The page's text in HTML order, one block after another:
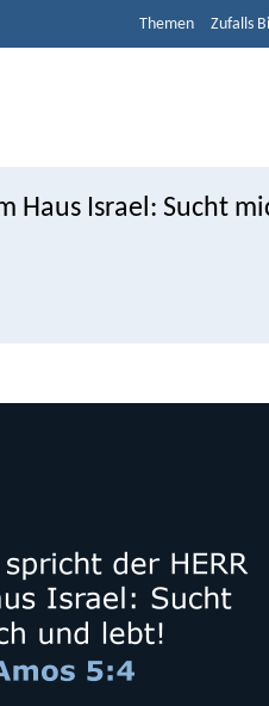
Themen Zufalls
Haus Israel: Sucht